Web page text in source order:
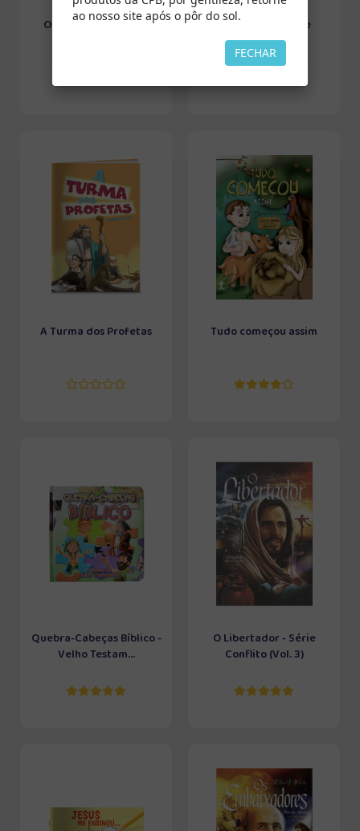
Os Escolhidos - Série
Os Ungidos - Série
Conflito (Vol. 2)
A Turma dos Profetas Tudo começou assim
Quebra-Cabeças Bíblico -
Velho Testam...
O Libertador - Série
Conflito (Vol. 3)
ao nosso site após o pôr do sol.
FECHAR